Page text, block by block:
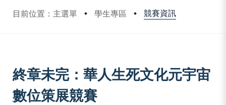
目前位置：主選單 學生專區 競賽資訊
終章未完：華人生死文化元宇宙
數位策展競賽